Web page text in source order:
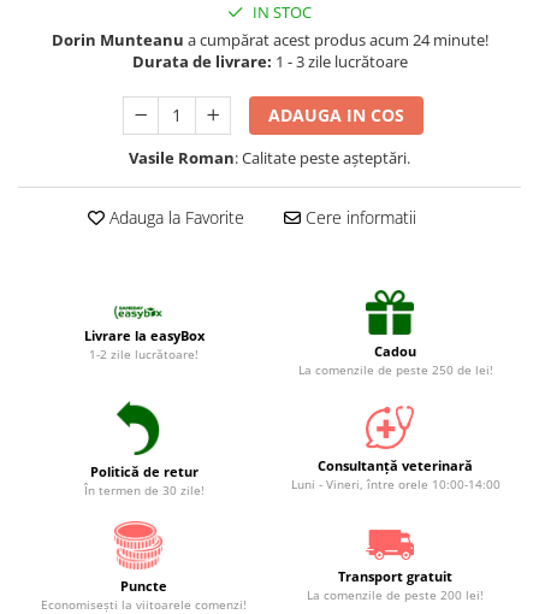
Suplimente și vitamine păsări și
găini
Gel antiinflamator
IN STOC
Dorin Munteanu a cumpărat acest produs acum 24 minute!
Durata de livrare: 1 - 3 zile lucrătoare
ADAUGA IN COS
Vasile Roman: Calitate peste așteptări.
Adauga la Favorite Cere informatii
Livrare la easyBox
1-2 zile lucrătoare! Cadou
La comenzile de peste 250 de lei!
Politică de retur
În termen de 30 zile!
Consultanță veterinară
Luni - Vineri, între orele 10:00-14:00
Puncte
Economiseşti la viitoarele comenzi!
Transport gratuit
La comenzile de peste 200 lei!